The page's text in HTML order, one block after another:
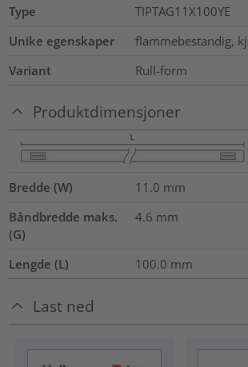
Type
TIPTAG11X100YE
Unike egenskaper
flammebestandig,
Variant
Rull-form
Produktdimensjoner
Bredde (W) 11.0 mm
Båndbredde maks.
(G)
4.6 mm
Lengde (L) 100.0 mm
Last ned